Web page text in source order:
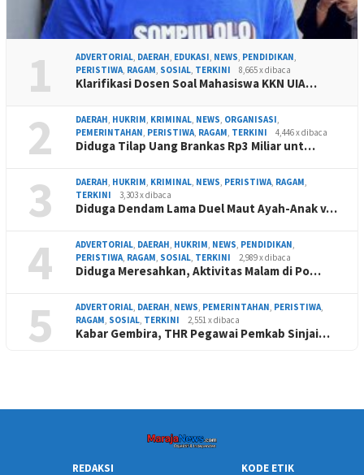
1 ADVERTORIAL, DAERAH, EDUKASI, NEWS, PENDIDIKAN,
PERISTIWA, RAGAM, SOSIAL, TERKINI 8,665 x dibaca
Klarifikasi Dosen Soal Mahasiswa KKN UIA…
2 DAERAH, HUKRIM, KRIMINAL, NEWS, ORGANISASI,
PEMERINTAHAN, PERISTIWA, RAGAM, TERKINI 4,446 x dibaca
Diduga Tilap Uang Brankas Rp3 Miliar unt…
3 DAERAH, HUKRIM, KRIMINAL, NEWS, PERISTIWA, RAGAM,
TERKINI
3,303 x dibaca
Diduga Dendam Lama Duel Maut Ayah-Anak v…
4 ADVERTORIAL, DAERAH, HUKRIM, NEWS, PENDIDIKAN,
PERISTIWA, RAGAM, SOSIAL, TERKINI 2,989 x dibaca
Diduga Meresahkan, Aktivitas Malam di Po…
5 ADVERTORIAL, DAERAH, NEWS, PEMERINTAHAN, PERISTIWA,
RAGAM, SOSIAL, TERKINI 2,551 x dibaca
Kabar Gembira, THR Pegawai Pemkab Sinjai…
REDAKSI KODE ETIK